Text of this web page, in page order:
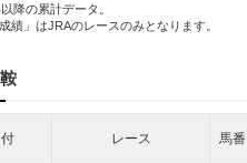
降の累計データ。
績」はJRAのレースのみとなります。
レース 馬番